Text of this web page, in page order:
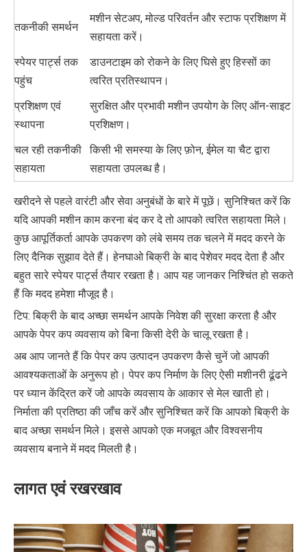
तकनीकी समर्थन
मशीन सेटअप, मोल्ड परिवर्तन और स्टाफ प्रशिक्षण में
सहायता करें।
स्पेयर पार्ट्स तक
पहुंच
डाउनटाइम को रोकने के लिए घिसे हुए हिस्सों का
त्वरित प्रतिस्थापन।
प्रशिक्षण एवं
स्थापना
सुरक्षित और प्रभावी मशीन उपयोग के लिए ऑन-साइट
प्रशिक्षण।
चल रही तकनीकी
सहायता
किसी भी समस्या के लिए फ़ोन, ईमेल या चैट द्वारा
सहायता उपलब्ध है।
खरीदने से पहले वारंटी और सेवा अनुबंधों के बारे में पूछें। सुनिश्चित करें कि
यदि आपकी मशीन काम करना बंद कर दे तो आपको त्वरित सहायता मिले।
कुछ आपूर्तिकर्ता आपके उपकरण को लंबे समय तक चलने में मदद करने के
लिए दैनिक सुझाव देते हैं। हेनघाओ बिक्री के बाद पेशेवर मदद देता है और
बहुत सारे स्पेयर पार्ट्स तैयार रखता है। आप यह जानकर निश्चिंत हो सकते
हैं कि मदद हमेशा मौजूद है।
टिप: बिक्री के बाद अच्छा समर्थन आपके निवेश की सुरक्षा करता है और
आपके पेपर कप व्यवसाय को बिना किसी देरी के चालू रखता है।
अब आप जानते हैं कि पेपर कप उत्पादन उपकरण कैसे चुनें जो आपकी
आवश्यकताओं के अनुरूप हो। पेपर कप निर्माण के लिए ऐसी मशीनरी ढूंढने
पर ध्यान केंद्रित करें जो आपके व्यवसाय के आकार से मेल खाती हो।
निर्माता की प्रतिष्ठा की जाँच करें और सुनिश्चित करें कि आपको बिक्री के
बाद अच्छा समर्थन मिले। इससे आपको एक मजबूत और विश्वसनीय
व्यवसाय बनाने में मदद मिलती है।
लागत एवं रखरखाव